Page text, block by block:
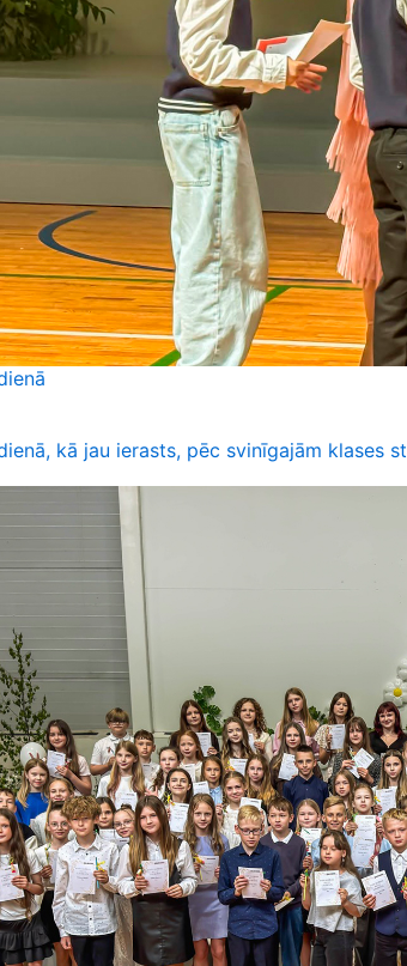
kā jau ierasts, pēc svinīgajām klases